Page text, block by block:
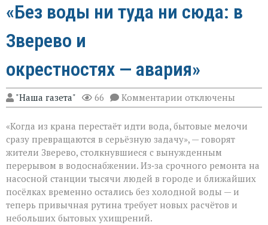
«Без воды ни туда ни сюда: в
Зверево и
окрестностях — авария»
"Наша газета" 66 Комментарии к
записи
воды
ни
туда
ни
сюда:
в
Зверево
и
окрестностях —
отключены
«Когда из крана перестаёт идти вода, бытовые мелочи
сразу превращаются в серьёзную задачу», — говорят
жители Зверево, столкнувшиеся с вынужденным
перерывом в водоснабжении. Из‑за срочного ремонта на
насосной станции тысячи людей в городе и ближайших
посёлках временно остались без холодной воды — и
теперь привычная рутина требует новых расчётов и
небольших бытовых ухищрений.